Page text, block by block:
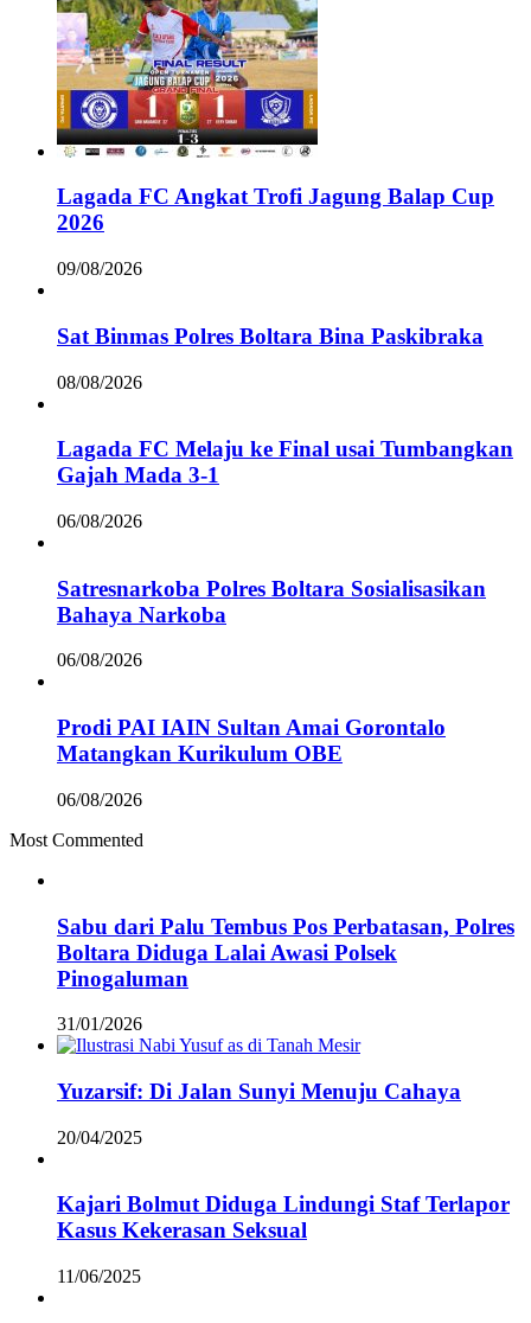
Lagada FC Angkat Trofi Jagung Balap Cup
2026
09/08/2026
Sat Binmas Polres Boltara Bina Paskibraka
08/08/2026
Lagada FC Melaju ke Final usai Tumbangkan
Gajah Mada 3-1
06/08/2026
Satresnarkoba Polres Boltara Sosialisasikan
Bahaya Narkoba
06/08/2026
Prodi PAI IAIN Sultan Amai Gorontalo
Matangkan Kurikulum OBE
06/08/2026
Most Commented
Sabu dari Palu Tembus Pos Perbatasan, Polres
Boltara Diduga Lalai Awasi Polsek
Pinogaluman
31/01/2026
Yuzarsif: Di Jalan Sunyi Menuju Cahaya
20/04/2025
Kajari Bolmut Diduga Lindungi Staf Terlapor
Kasus Kekerasan Seksual
11/06/2025